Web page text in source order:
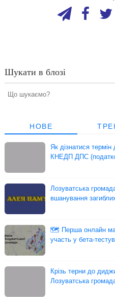
Шукати в блозі
НОВЕ
Як дізнатися
КНЕДП ДПС
Лозуватська
вшанування
🗺 Перша онлайн
участь у бета-
Крізь терни до
Лозуватська